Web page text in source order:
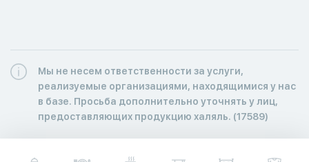
Мы не несем ответственности за услуги,
реализуемые организациями, находящимися у нас
в базе. Просьба дополнительно уточнять у лиц,
предоставляющих продукцию халяль. (17589)